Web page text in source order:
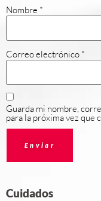
Nombre *
Correo electrónico *
Guarda mi nombre,
para la próxima vez que
Cuidados